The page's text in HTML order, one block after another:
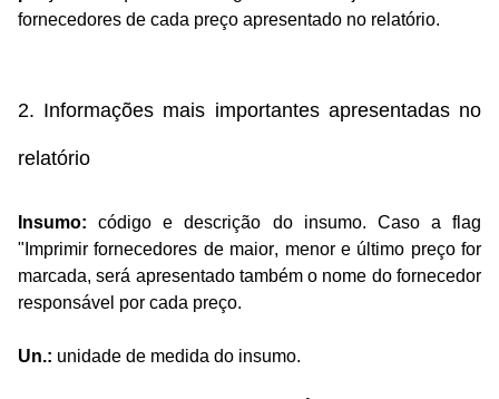
fornecedores de cada preço apresentado no relatório.
2. Informações mais importantes apresentadas no
relatório
Insumo: código e descrição do insumo. Caso a flag
"Imprimir fornecedores de maior, menor e último preço for
marcada, será apresentado também o nome do fornecedor
responsável por cada preço.
Un.: unidade de medida do insumo.